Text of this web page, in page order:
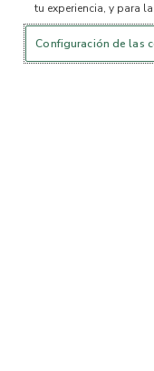
Iniciar sesión ¡Nuevo!
ACERCA DE NOSOTROS
Nuestra Misión
tu experiencia, y para
Configuración de las